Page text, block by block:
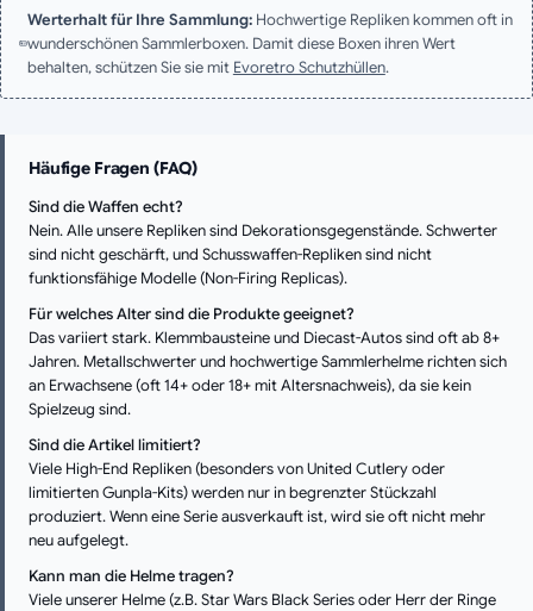
Werterhalt für Ihre Sammlung: Hochwertige Repliken kommen oft in
wunderschönen Sammlerboxen. Damit diese Boxen ihren Wert
behalten, schützen Sie sie mit Evoretro Schutzhüllen.
Häufige Fragen (FAQ)
Sind die Waffen echt?
Nein. Alle unsere Repliken sind Dekorationsgegenstände. Schwerter
sind nicht geschärft, und Schusswaffen-Repliken sind nicht
funktionsfähige Modelle (Non-Firing Replicas).
Für welches Alter sind die Produkte geeignet?
Das variiert stark. Klemmbausteine und Diecast-Autos sind oft ab 8+
Jahren. Metallschwerter und hochwertige Sammlerhelme richten sich
an Erwachsene (oft 14+ oder 18+ mit Altersnachweis), da sie kein
Spielzeug sind.
Sind die Artikel limitiert?
Viele High-End Repliken (besonders von United Cutlery oder
limitierten Gunpla-Kits) werden nur in begrenzter Stückzahl
produziert. Wenn eine Serie ausverkauft ist, wird sie oft nicht mehr
neu aufgelegt.
Kann man die Helme tragen?
Viele unserer Helme (z.B. Star Wars Black Series oder Herr der Ringe